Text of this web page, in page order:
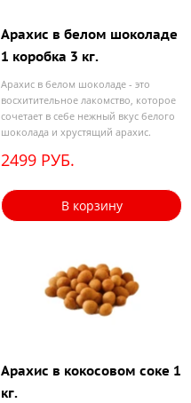
Арахис в белом шоколаде
1 коробка 3 кг.
Арахис в белом шоколаде - это
восхитительное лакомство, которое
сочетает в себе нежный вкус белого
шоколада и хрустящий арахис.
2499 РУБ.
В корзину
Арахис в кокосовом соке 1
кг.